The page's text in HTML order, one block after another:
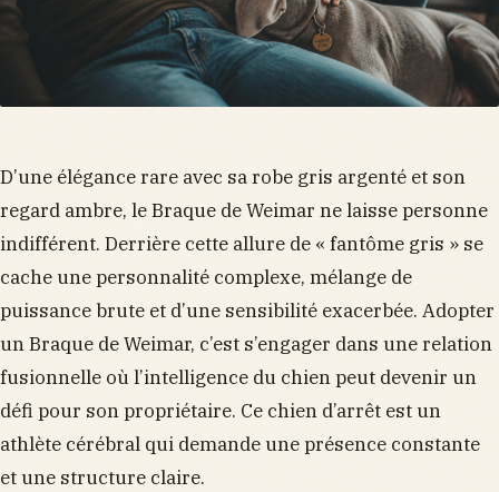
D’une élégance rare avec sa robe gris argenté et son
regard ambre, le Braque de Weimar ne laisse personne
indifférent. Derrière cette allure de « fantôme gris » se
cache une personnalité complexe, mélange de
puissance brute et d’une sensibilité exacerbée. Adopter
un Braque de Weimar, c’est s’engager dans une relation
fusionnelle où l’intelligence du chien peut devenir un
défi pour son propriétaire. Ce chien d’arrêt est un
athlète cérébral qui demande une présence constante
et une structure claire.